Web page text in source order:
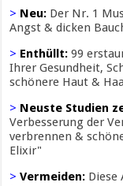
> Neu: Der Nr. 1
Angst & dicken
> Enthüllt:99
Ihrer Gesundheit,
schönere Haut &
> Neuste Studien
Verbesserung der
verbrennen &
Elixir"
> Vermeiden: Diese